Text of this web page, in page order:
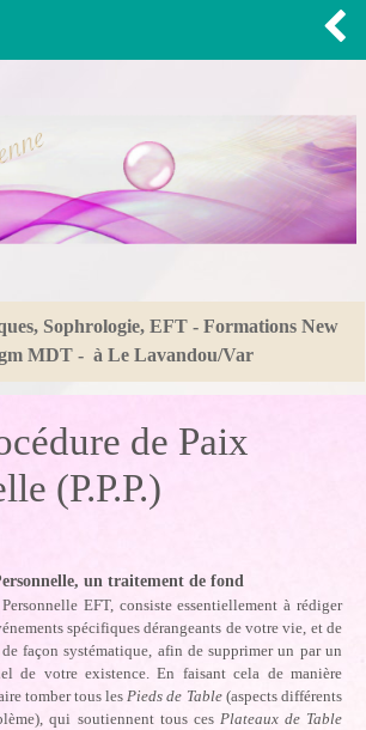
Sophrologie, EFT - Formations New
MDT - à Le Lavandou/Var
de Paix
(P.P.P.)
un traitement de fond
EFT, consiste essentiellement à rédiger
spécifiques dérangeants de votre vie, et de
façon systématique, afin de supprimer un par un
de votre existence. En faisant cela de manière
tomber tous les Pieds de Table(aspects différents
qui soutiennent tous ces Plateaux de Table